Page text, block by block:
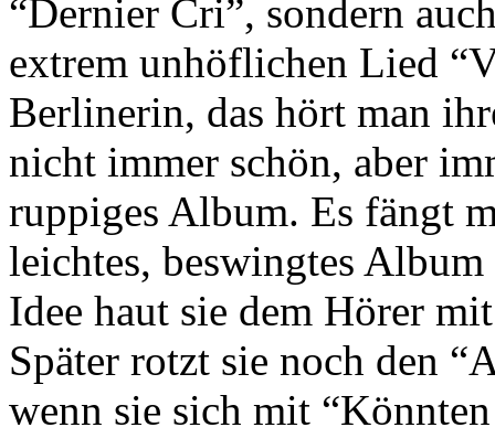
“Dernier Cri”, sondern
extrem unhöflichen Lied
Berlinerin, das hört man
nicht immer schön, aber
ruppiges Album. Es fängt
leichtes, beswingtes
Idee haut sie dem Hörer
Später rotzt sie noch den
wenn sie sich mit